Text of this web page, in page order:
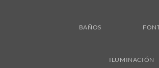
BAÑOS
ILUMINACIÓN